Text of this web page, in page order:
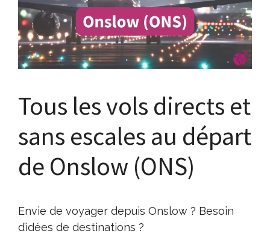
Tous les vols directs et
sans escales au départ
de Onslow (ONS)
Envie de voyager depuis Onslow ? Besoin
d’idées de destinations ?